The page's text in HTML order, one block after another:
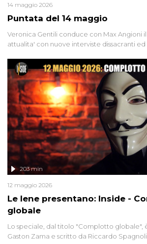
Puntata del 14 maggio
14 maggio 2026
Veronica Gentili conduce con Max Angioni
attualita' con nuove interviste dissacranti ed
Le Iene presentano: Inside -
globale
203 min
12 maggio 2026
Lo speciale, dal titolo "Complotto globale",
Gaston Zama e scritto da Riccardo